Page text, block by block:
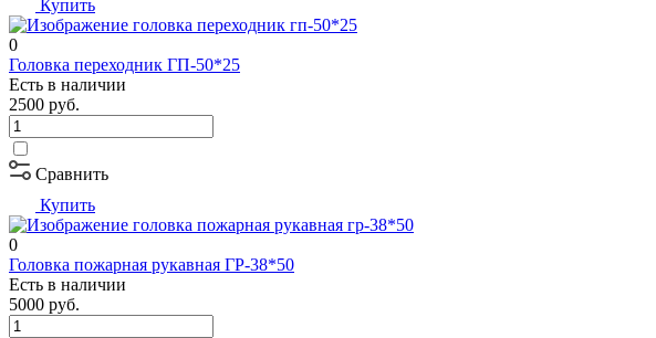
Купить
0
Головка переходник ГП-50*25
Есть в наличии
2500 руб.
Сравнить
Купить
0
Головка пожарная рукавная ГР-38*50
Есть в наличии
5000 руб.